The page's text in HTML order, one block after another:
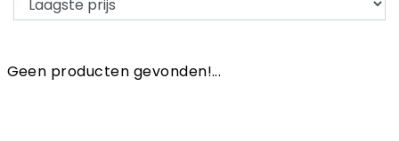
Geen producten gevonden!...